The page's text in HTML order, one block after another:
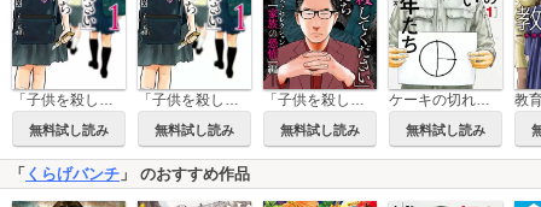
無料試し読み 無料試し読み
「子供を殺してください」という親たち ベストセレクション――「家族の恐怖」編
無料試し読み 無料試し読み
「 くらげバンチ 」 のおすすめ作品